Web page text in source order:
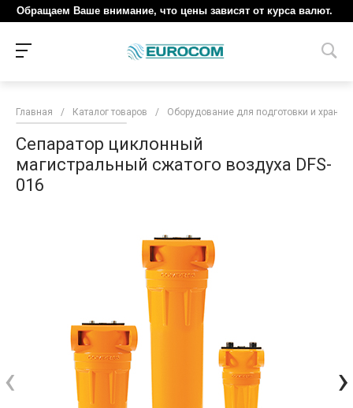
Обращаем Ваше внимание, что цены зависят от курса валют.
Главная / Каталог товаров / Оборудование для подготовки и
Сепаратор циклонный
магистральный сжатого воздуха DFS-
016
‹ ›